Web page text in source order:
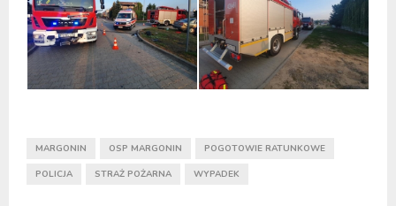
MARGONIN OSP MARGONIN POGOTOWIE RATUNKOWE
POLICJA STRAŻ POŻARNA WYPADEK